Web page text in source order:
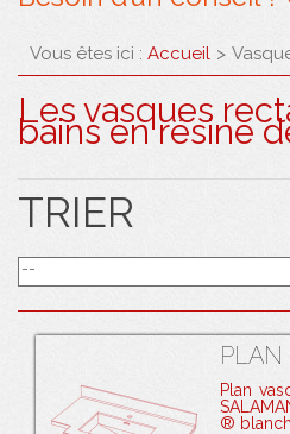
Vous êtes ici : Accueil >
Les vasques
bains en résine
TRIER
PLAN
Plan
®